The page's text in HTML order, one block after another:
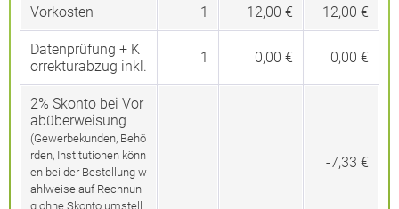
Vorkosten 1 12,00 € 12,00 €
Datenprüfung + K
orrekturabzug inkl.
1 0,00 € 0,00 €
2% Skonto bei Vor
abüberweisung
(Gewerbekunden, Behö
rden, Institutionen könn
en bei der Bestellung w
ahlweise auf Rechnun
g ohne Skonto umstell
-7,33 €